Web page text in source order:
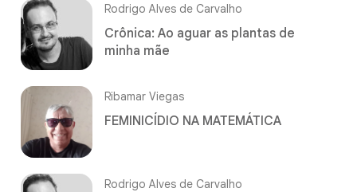
Rodrigo Alves de Carvalho
Crônica: Ao aguar as plantas de
minha mãe
Ribamar Viegas
FEMINICÍDIO NA MATEMÁTICA
Rodrigo Alves de Carvalho